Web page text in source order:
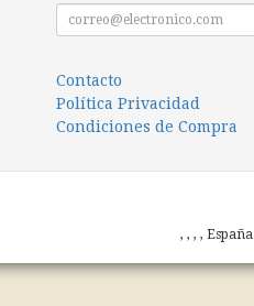
Contacto
Política Privacidad
Condiciones de Compra
, , , ,